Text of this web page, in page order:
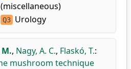
(miscellaneous)
Q3 Urology
, Nagy, A. C., Flaskó, T.:
mushroom technique